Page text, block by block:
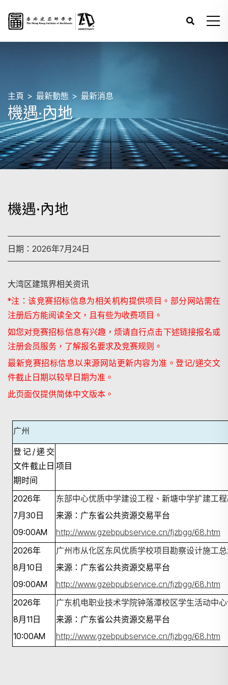
主頁 最新動態 最新消息
機遇·內地
機遇·內地
日期：2026年7月24日
大湾区建筑界相关资讯
*注：该竞赛招标信息为相关机构提供项目。部分网站需在
注册后方能阅读全文，且有些为收费项目。
如您对竞赛招标信息有兴趣，烦请自行点击下述链接报名或
注册会员服务，了解报名要求及竞赛规则。
最新竞赛招标信息以来源网站更新内容为准。登记/递交文
件截止日期以较早日期为准。
此页面仅提供简体中文版本。
广州
登记/递交
文件截止日
期时间
项目
2026年
7月30日
09:00AM
东部中心优质中学建设工程、新塘中学扩建工
来源：广东省公共资源交易平台
http://www.gzebpubservice.cn/fjzbgg/68.htm
2026年
8月10日
09:00AM
广州市从化区东风优质学校项目勘察设计施工
来源：广东省公共资源交易平台
http://www.gzebpubservice.cn/fjzbgg/68.htm
2026年
8月11日
10:00AM
广东机电职业技术学院钟落潭校区学生活动中
来源：广东省公共资源交易平台
http://www.gzebpubservice.cn/fjzbgg/68.htm